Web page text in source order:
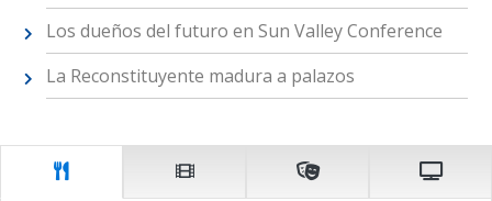
Los dueños del futuro en Sun Valley Conference
La Reconstituyente madura a palazos